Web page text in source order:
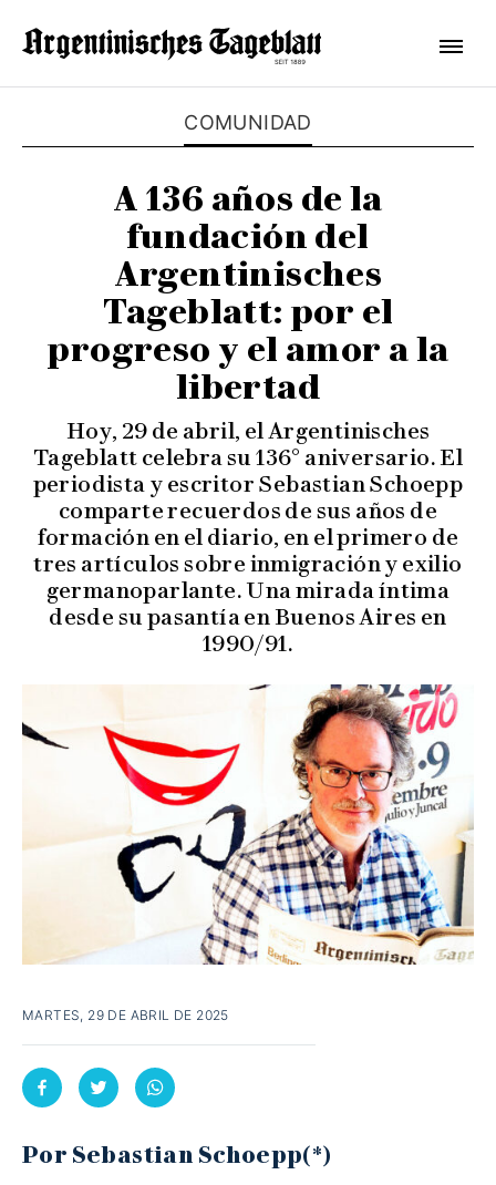
COMUNIDAD
A 136 años de la
fundación del
Argentinisches
Tageblatt: por el
progreso y el amor a la
libertad
Hoy, 29 de abril, el Argentinisches
Tageblatt celebra su 136° aniversario. El
periodista y escritor Sebastian Schoepp
comparte recuerdos de sus años de
formación en el diario, en el primero de
tres artículos sobre inmigración y exilio
germanoparlante. Una mirada íntima
desde su pasantía en Buenos Aires en
1990/91.
MARTES, 29 DE ABRIL DE 2025
Por Sebastian Schoepp(*)